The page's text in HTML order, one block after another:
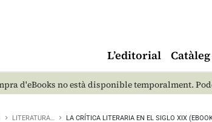
L’editorial Catàleg
d'eBooks no està disponible temporalment.
LITERATURA… LA CRÍTICA LITERARIA EN EL SIGLO XIX